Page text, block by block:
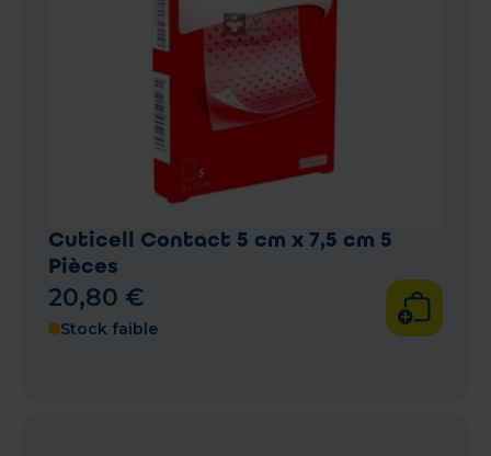
Cuticell Contact 5 cm x 7,5 cm 5
Pièces
20,80 €
Stock faible